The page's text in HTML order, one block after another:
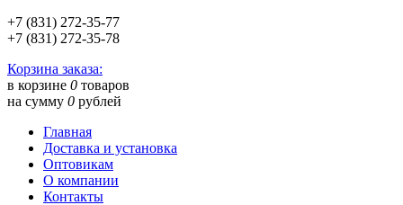
+7 (831) 272-35-77
+7 (831) 272-35-78
Корзина заказа:
в корзине 0 товаров
на сумму 0 рублей
Главная
Доставка и установка
Оптовикам
О компании
Контакты